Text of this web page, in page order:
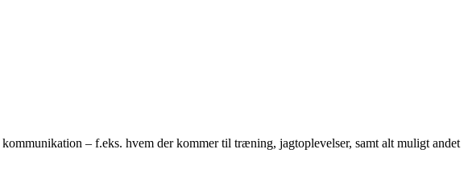
– f.eks. hvem der kommer til træning, jagtoplevelser, samt alt muligt andet